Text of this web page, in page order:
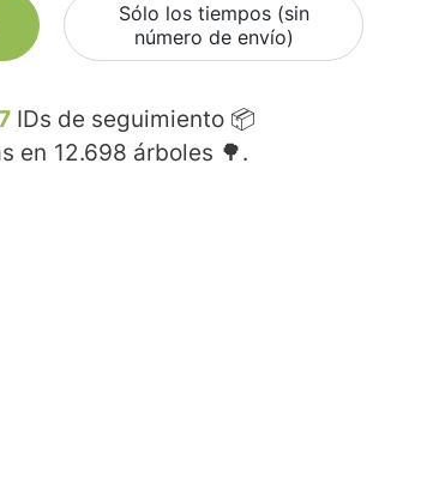
Sólo los tiempos (sin
número de envío)
IDs de seguimiento 📦
en 12.698 árboles 🌳.